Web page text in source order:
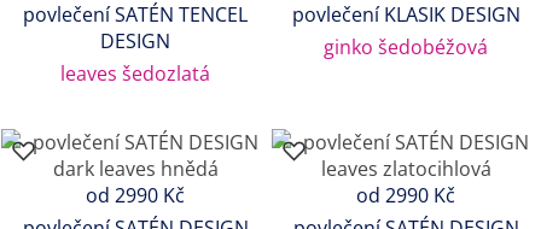
povlečení SATÉN TENCEL
DESIGN
leaves šedozlatá
povlečení KLASIK DESIGN
ginko šedobéžová
od 2990 Kč
od 2990 Kč